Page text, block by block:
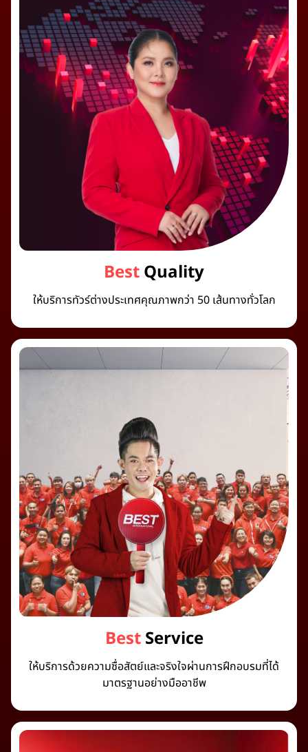
BestQuality
ให้บริการทัวร์ต่างประเทศคุณภาพกว่า 50 เส้นทางทั่วโลก
BestService
ให้บริการด้วยความซื่อสัตย์และจริงใจผ่านการฝึกอบรมที่ได้
มาตรฐานอย่างมืออาชีพ